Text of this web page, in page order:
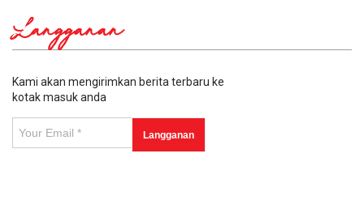
Langganan
Kami akan mengirimkan berita terbaru ke
kotak masuk anda